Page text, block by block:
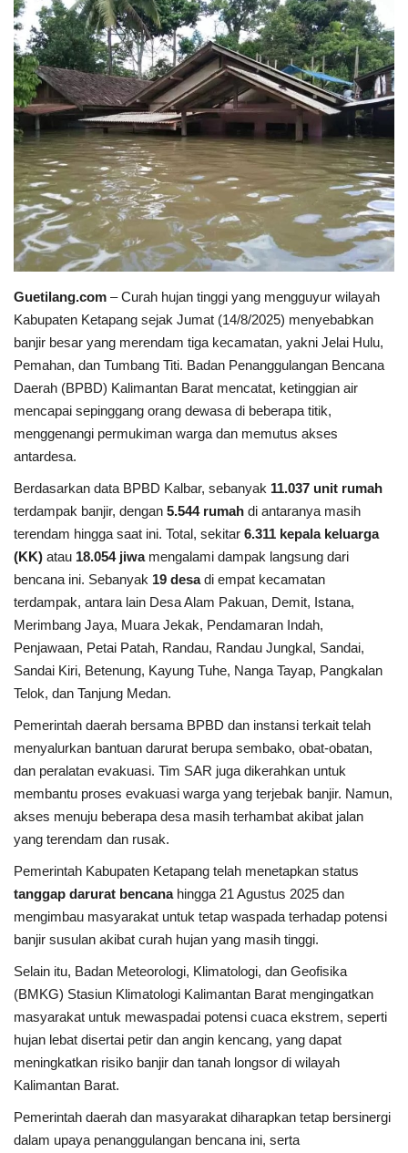
Keamanan
Kejahatan
Cybers Event
UMKM & Ekonomi Kreatif
Pekerja Migran Indonesia
Ekonomi
Pendidikan
Informasi Journalism
Olahraga
Kesehatan
Layanan Publik
Perempuan/Anak
Guetilang.com –Curah hujan tinggi yang mengguyur wilayah
Kabupaten Ketapang sejak Jumat (14/8/2025) menyebabkan
banjir besar yang merendam tiga kecamatan, yakni Jelai Hulu,
Pemahan, dan Tumbang Titi. Badan Penanggulangan Bencana
Daerah (BPBD) Kalimantan Barat mencatat, ketinggian air
mencapai sepinggang orang dewasa di beberapa titik,
menggenangi permukiman warga dan memutus akses
antardesa.
Berdasarkan data BPBD Kalbar, sebanyak 11.037 unit rumah
terdampak banjir, dengan 5.544 rumah di antaranya masih
terendam hingga saat ini. Total, sekitar 6.311 kepala keluarga
(KK) atau 18.054 jiwamengalami dampak langsung dari
bencana ini. Sebanyak 19 desadi empat kecamatan
terdampak, antara lain Desa Alam Pakuan, Demit, Istana,
Merimbang Jaya, Muara Jekak, Pendamaran Indah,
Penjawaan, Petai Patah, Randau, Randau Jungkal, Sandai,
Sandai Kiri, Betenung, Kayung Tuhe, Nanga Tayap, Pangkalan
Telok, dan Tanjung Medan.
Pemerintah daerah bersama BPBD dan instansi terkait telah
menyalurkan bantuan darurat berupa sembako, obat-obatan,
dan peralatan evakuasi. Tim SAR juga dikerahkan untuk
membantu proses evakuasi warga yang terjebak banjir. Namun,
akses menuju beberapa desa masih terhambat akibat jalan
yang terendam dan rusak.
Pemerintah Kabupaten Ketapang telah menetapkan status
tanggap darurat bencanahingga 21 Agustus 2025 dan
mengimbau masyarakat untuk tetap waspada terhadap potensi
banjir susulan akibat curah hujan yang masih tinggi.
Selain itu, Badan Meteorologi, Klimatologi, dan Geofisika
(BMKG) Stasiun Klimatologi Kalimantan Barat mengingatkan
masyarakat untuk mewaspadai potensi cuaca ekstrem, seperti
hujan lebat disertai petir dan angin kencang, yang dapat
meningkatkan risiko banjir dan tanah longsor di wilayah
Kalimantan Barat.
Pemerintah daerah dan masyarakat diharapkan tetap bersinergi
dalam upaya penanggulangan bencana ini, serta